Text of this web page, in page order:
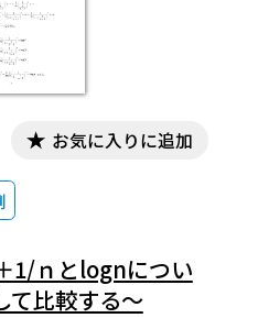
案内
お気に入りに追加
1/ｎとlognについ
比較する～